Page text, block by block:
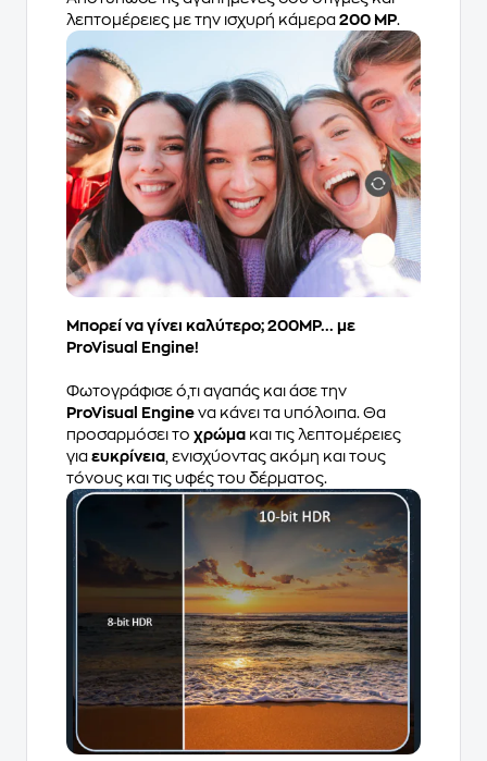
λεπτομέρειες με την ισχυρή κάμερα 200 MP.
Μπορεί να γίνει καλύτερο; 200MP... με
ProVisual Engine!
Φωτογράφισε ό,τι αγαπάς και άσε την
ProVisual Engine να κάνει τα υπόλοιπα. Θα
προσαρμόσει το χρώμα και τις λεπτομέρειες
για ευκρίνεια , ενισχύοντας ακόμη και τους
τόνους και τις υφές του δέρματος.